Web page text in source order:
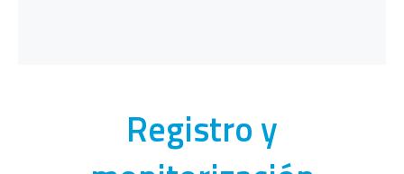
Registro y